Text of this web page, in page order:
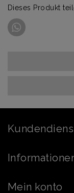
Dieses Produkt
Mein konto